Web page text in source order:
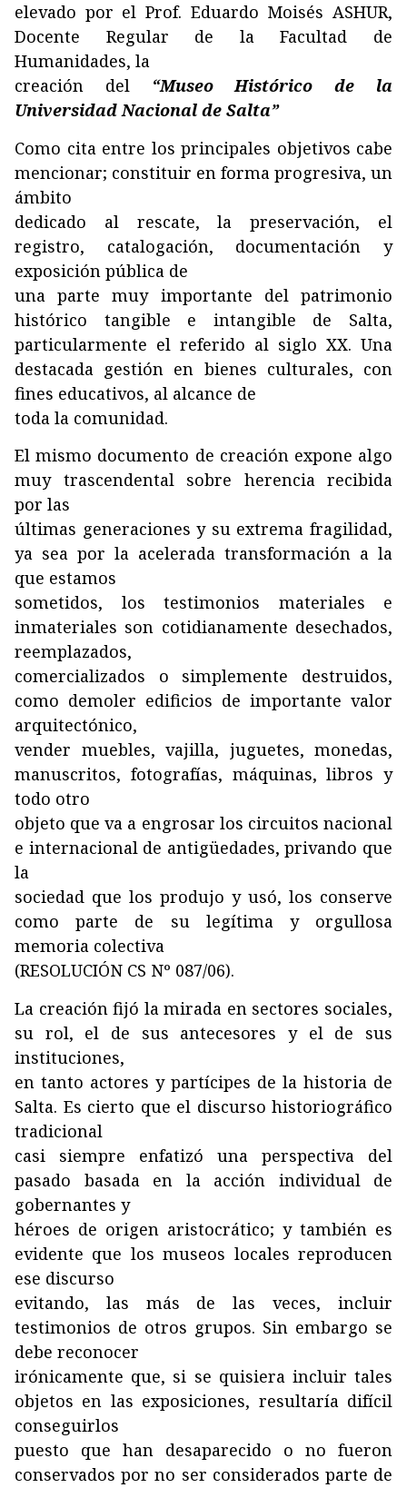
elevado por el Prof. Eduardo Moisés ASHUR,
Docente Regular de la Facultad de
Humanidades, la
creación del “Museo Histórico de la
Universidad Nacional de Salta”
Como cita entre los principales objetivos cabe
mencionar; constituir en forma progresiva, un
ámbito
dedicado al rescate, la preservación, el
registro, catalogación, documentación y
exposición pública de
una parte muy importante del patrimonio
histórico tangible e intangible de Salta,
particularmente el referido al siglo XX. Una
destacada gestión en bienes culturales, con
fines educativos, al alcance de
toda la comunidad.
El mismo documento de creación expone algo
muy trascendental sobre herencia recibida
por las
últimas generaciones y su extrema fragilidad,
ya sea por la acelerada transformación a la
que estamos
sometidos, los testimonios materiales e
inmateriales son cotidianamente desechados,
reemplazados,
comercializados o simplemente destruidos,
como demoler edificios de importante valor
arquitectónico,
vender muebles, vajilla, juguetes, monedas,
manuscritos, fotografías, máquinas, libros y
todo otro
objeto que va a engrosar los circuitos nacional
e internacional de antigüedades, privando que
la
sociedad que los produjo y usó, los conserve
como parte de su legítima y orgullosa
memoria colectiva
(RESOLUCIÓN CS Nº 087/06).
La creación fijó la mirada en sectores sociales,
su rol, el de sus antecesores y el de sus
instituciones,
en tanto actores y partícipes de la historia de
Salta. Es cierto que el discurso historiográfico
tradicional
casi siempre enfatizó una perspectiva del
pasado basada en la acción individual de
gobernantes y
héroes de origen aristocrático; y también es
evidente que los museos locales reproducen
ese discurso
evitando, las más de las veces, incluir
testimonios de otros grupos. Sin embargo se
debe reconocer
irónicamente que, si se quisiera incluir tales
objetos en las exposiciones, resultaría difícil
conseguirlos
puesto que han desaparecido o no fueron
conservados por no ser considerados parte de